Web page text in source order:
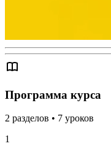
Программа курса
2 разделов • 7 уроков
1